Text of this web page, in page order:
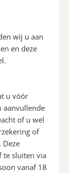
wij u aan
en deze
u vóór
aanvullende
of u wel
of
Deze
te sluiten via
vanaf 18